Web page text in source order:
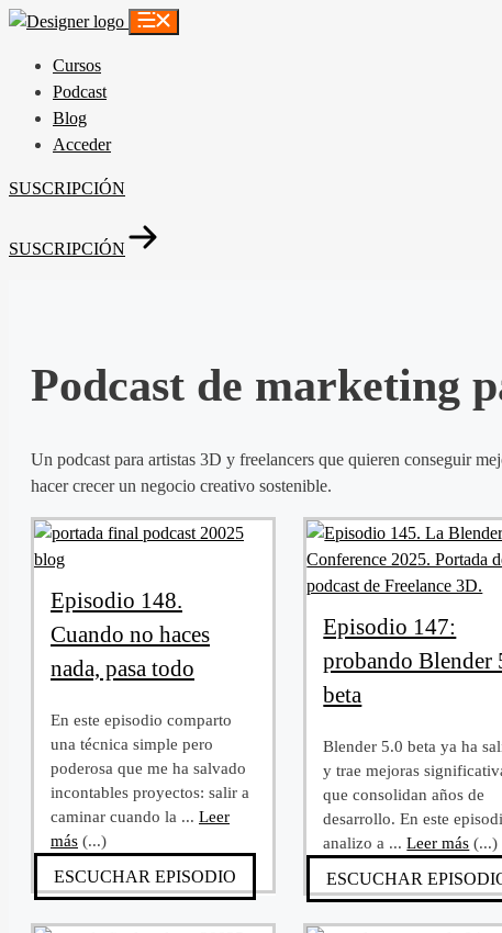
Saltar
contenidoCursos
Podcast
Blog
Acceder
SUSCRIPCIÓN
SUSCRIPCIÓN
Podcast de marketing
Un podcast para artistas 3D y freelancers que quieren conseguir
hacer crecer un negocio creativo sostenible.
Episodio 148.
Cuando no haces
nada, pasa todo
En este episodio comparto
una técnica simple pero
poderosa que me ha salvado
incontables proyectos: salir a
caminar cuando la ... Leer
más (...)
ESCUCHAR EPISODIO
Episodio 147:
probando Blender
beta
Blender 5.0 beta ya ha
y trae mejoras
que consolidan años de
desarrollo. En este
analizo a ...Leer más (...)
ESCUCHAR